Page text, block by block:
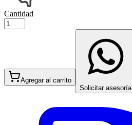
Cantidad
Agregar al carrito
Solicitar asesoría